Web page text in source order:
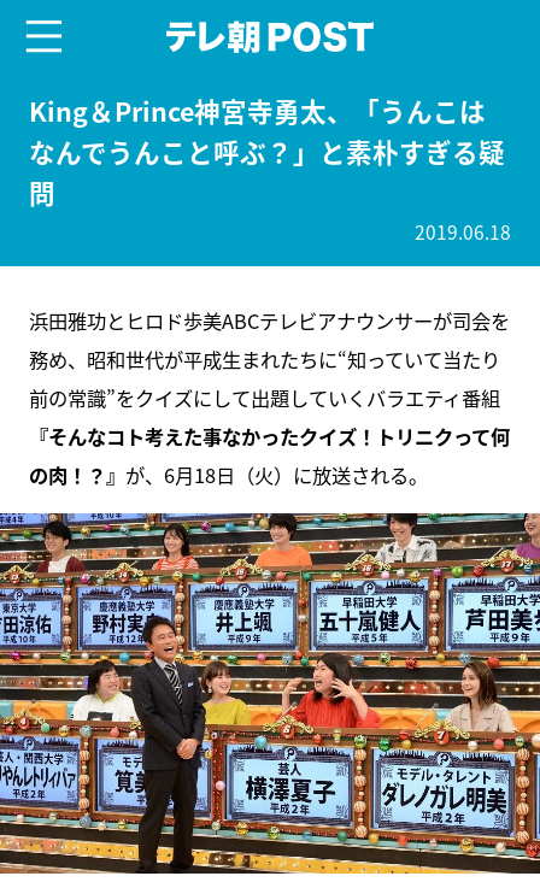
King＆Prince神宮寺勇太、「うんこは
なんでうんこと呼ぶ？」と素朴すぎる疑
問
2019.06.18
浜田雅功とヒロド歩美ABCテレビアナウンサーが司会を
務め、昭和世代が平成生まれたちに“知っていて当たり
前の常識”をクイズにして出題していくバラエティ番組
『そんなコト考えた事なかったクイズ！トリニクって何
の肉！？』 が、6月18日（火）に放送される。